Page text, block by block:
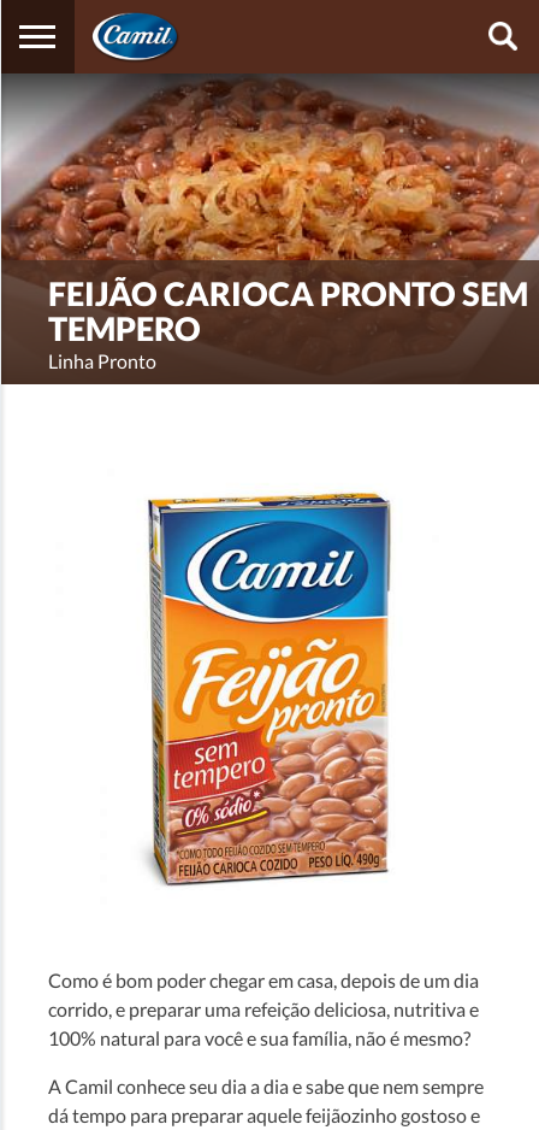
ícone
FEIJÃO CARIOCA PRONTO SEM
TEMPERO
Linha Pronto
Como é bom poder chegar em casa, depois de um dia
corrido, e preparar uma refeição deliciosa, nutritiva e
100% natural para você e sua família, não é mesmo?
A Camil conhece seu dia a dia e sabe que nem sempre
dá tempo para preparar aquele feijãozinho gostoso e